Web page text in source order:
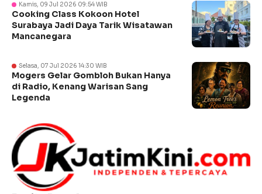
Kamis, 09 Jul 2026 09:54 WIB
Cooking Class Kokoon Hotel
Surabaya Jadi Daya Tarik Wisatawan
Mancanegara
Selasa, 07 Jul 2026 14:30 WIB
Mogers Gelar Gombloh Bukan Hanya
di Radio, Kenang Warisan Sang
Legenda